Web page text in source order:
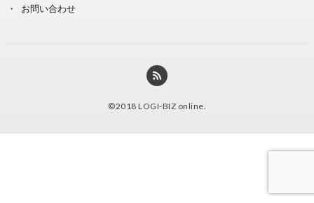
お問い合わせ
©2018 LOGI-BIZ online.